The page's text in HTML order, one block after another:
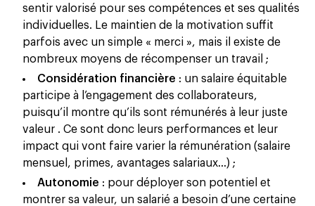
sentir valorisé pour ses compétences et ses qualités
individuelles. Le maintien de la motivation suffit
parfois avec un simple « merci », mais il existe de
nombreux moyens de récompenser un travail ;
Considération financière : un salaire équitable
participe à l’engagement des collaborateurs,
puisqu’il montre qu’ils sont rémunérés à leur juste
valeur . Ce sont donc leurs performances et leur
impact qui vont faire varier la rémunération (salaire
mensuel, primes, avantages salariaux…) ;
Autonomie : pour déployer son potentiel et
montrer sa valeur, un salarié a besoin d’une certaine